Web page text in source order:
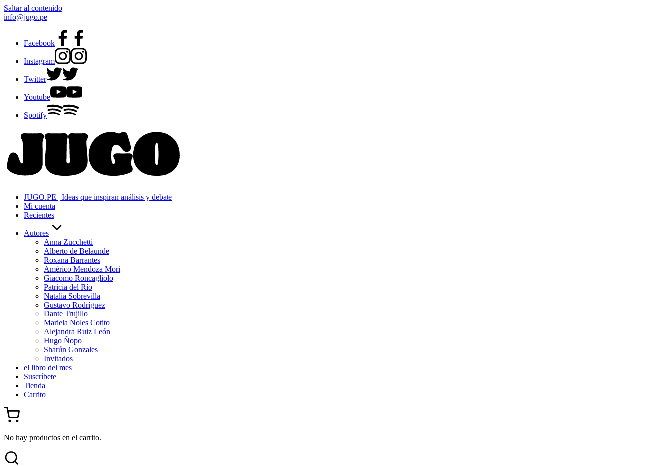
Saltar al contenido
info@jugo.pe
Facebook
Instagram
Twitter
Youtube
Spotify
JUGO.PE | Ideas que inspiran análisis y debate
Mi cuenta
Recientes
Autores
Anna Zucchetti
Alberto de Belaunde
Roxana Barrantes
Américo Mendoza Mori
Giacomo Roncagliolo
Patricia del Río
Natalia Sobrevilla
Gustavo Rodríguez
Dante Trujillo
Mariela Noles Cotito
Alejandra Ruiz León
Hugo Ñopo
Sharún Gonzales
Invitados
el libro del mes
Suscríbete
Tienda
Carrito
No hay productos en el carrito.